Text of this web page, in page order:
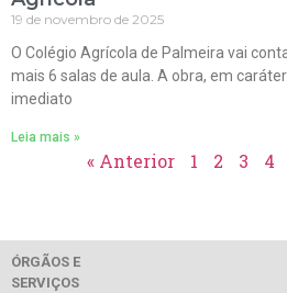
19 de novembro de 2025
O Colégio Agrícola de Palmeira vai
mais 6 salas de aula. A obra, em
imediato
Leia mais »
« Anterior 1 2 3 4
ÓRGÃOS E
SERVIÇOS